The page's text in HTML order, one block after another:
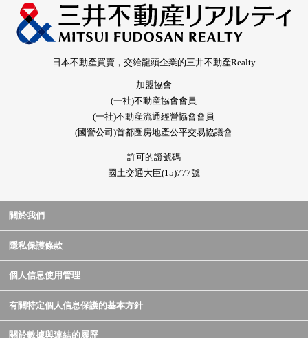
日本不動產買賣，交給龍頭企業的三井不動產Realty
加盟協會
(一社)不動産協會會員
(一社)不動産流通經營協會會員
(國營公司)首都圈房地產公平交易協議會
許可的證號碼
國土交通大臣(15)777號
關於我們
隱私保護條款
個人信息使用管理
有關特定個人信息保護的基本方針
關於數據與連結的履歷